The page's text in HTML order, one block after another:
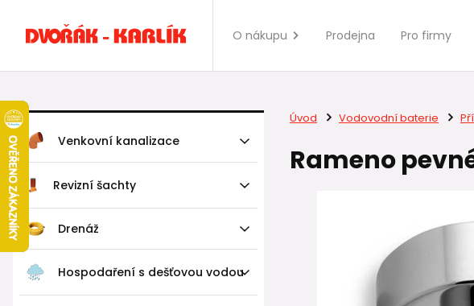
O nákupu Prodejna Pro firmy
Venkovní kanalizace
Revizní šachty
Drenáž
Hospodaření s dešťovou vodou
Úvod Vodovodní baterie
Rameno